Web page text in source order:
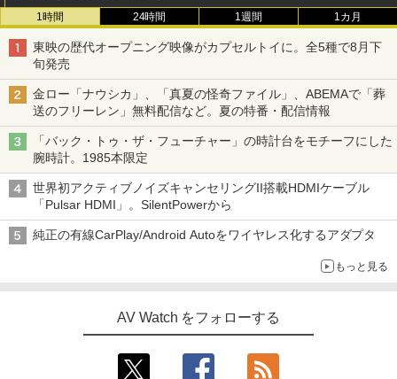
1時間 24時間 1週間 1カ月
東映の歴代オープニング映像がカプセルトイに。全5種で8月下
旬発売
金ロー「ナウシカ」、「真夏の怪奇ファイル」、ABEMAで「葬
送のフリーレン」無料配信など。夏の特番・配信情報
「バック・トゥ・ザ・フューチャー」の時計台をモチーフにした
腕時計。1985本限定
世界初アクティブノイズキャンセリングII搭載HDMIケーブル
「Pulsar HDMI」。SilentPowerから
純正の有線CarPlay/Android Autoをワイヤレス化するアダプタ
もっと見る
AV Watch をフォローする